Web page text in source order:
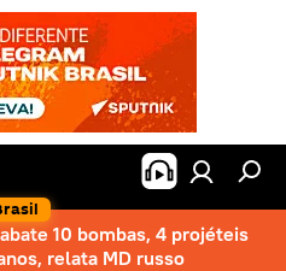
10 bombas, 4 projéteis
relata MD russo